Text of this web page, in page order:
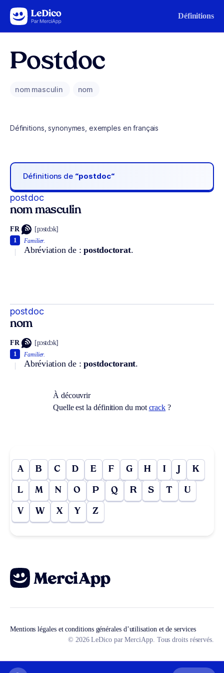
Aller au contenu Définitions
Postdoc
nom masculin nom
Définitions, synonymes, exemples en français
Définitions de “postdoc“
postdoc
nom masculin
FR [pɔstdɔk]
Familier.
Abréviation de :postdoctorat.
1
postdoc
nom
FR [pɔstdɔk]
Familier.
Abréviation de :postdoctorant.
1
À découvrir
Quelle est la définition du mot crack ?
A B C D E F G H I J K
L M N O P Q R S T U
V W X Y Z
Mentions légales et conditions générales d’utilisation et de services
© 2026 LeDico par MerciApp. Tous droits réservés.